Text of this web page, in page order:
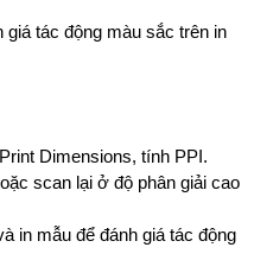
giá tác động màu sắc trên in
Dimensions, tính PPI.
scan lại ở độ phân giải cao
in mẫu để đánh giá tác động